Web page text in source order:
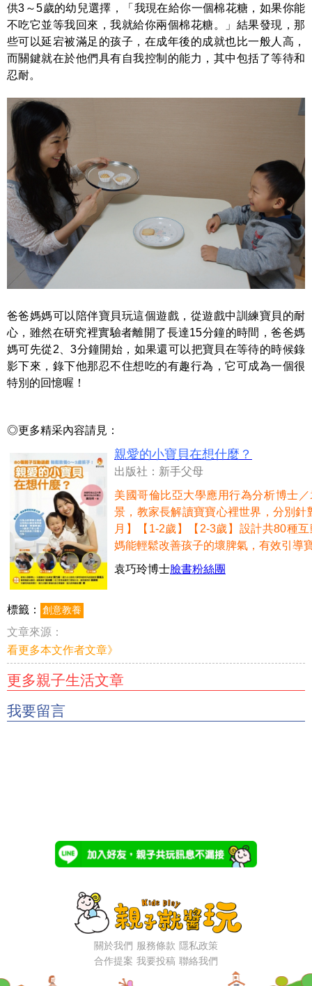
供3～5歲的幼兒選擇，「我現在給你一個棉花糖，如果你能
不吃它並等我回來，我就給你兩個棉花糖。」結果發現，那
些可以延宕被滿足的孩子，在成年後的成就也比一般人高，
而關鍵就在於他們具有自我控制的能力，其中包括了等待和
忍耐。
爸爸媽媽可以陪伴寶貝玩這個遊戲，從遊戲中訓練寶貝的耐
心，雖然在研究裡實驗者離開了長達15分鐘的時間，爸爸媽
媽可先從2、3分鐘開始，如果還可以把寶貝在等待的時候錄
影下來，錄下他那忍不住想吃的有趣行為，它可成為一個很
特別的回憶喔！
◎更多精采內容請見：
親愛的小寶貝在想什麼？
出版社：新手父母
美國哥倫比亞大學應用行為分析博士
景，教家長解讀寶寶心裡世界，分別針
月】【1-2歲】【2-3歲】設計共80種
媽能輕鬆改善孩子的壞脾氣，有效引導
袁巧玲博士臉書粉絲團
標籤： 創意教養
文章來源：
看更多本文作者文章》
更多親子生活文章
我要留言
關於我們 服務條款 隱私政策
合作提案 我要投稿 聯絡我們